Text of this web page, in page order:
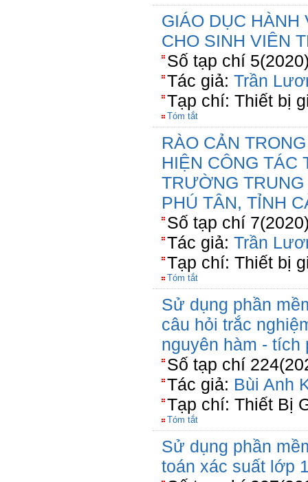
GIÁO DỤC
CHO SINH VIÊN
Số tạp chí
Tác giả: Trần
Tạp chí: Thiết bị
Tóm tắt
RÀO CẢN
HIỆN CÔNG
TRƯỜNG
PHÚ TÂN, TỈNH
Số tạp chí
Tác giả: Trần
Tạp chí: Thiết bị
Tóm tắt
Sử dụng phần
câu hỏi trắc
nguyên hàm - tích
Số tạp chí
Tác giả: Bùi Anh
Tạp chí: Thiết Bị
Tóm tắt
Sử dụng phần
toán xác suất lớp